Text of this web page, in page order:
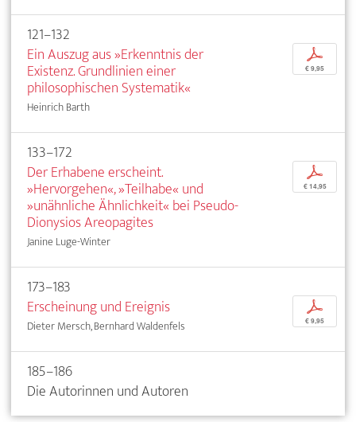
121–132
Ein Auszug aus »Erkenntnis der
Existenz. Grundlinien einer
philosophischen Systematik«
Heinrich Barth
p
€ 9,95
133–172
Der Erhabene erscheint.
»Hervorgehen«, »Teilhabe« und
»unähnliche Ähnlichkeit« bei Pseudo-
Dionysios Areopagites
Janine Luge-Winter
p
€ 14,95
173–183
Erscheinung und Ereignis
Dieter Mersch, Bernhard Waldenfels
p
€ 9,95
185–186
Die Autorinnen und Autoren